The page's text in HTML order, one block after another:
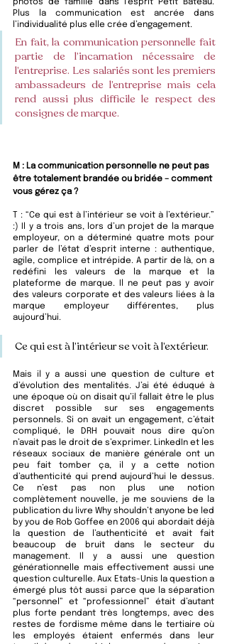
photos de famille dans l’esprit Petit Bateau.
Plus la communication est ancrée dans
l’individualité plus elle crée d’engagement.
En fait, la communication personnelle fait
partie de l’incarnation nécessaire de
l’entreprise. Les salariés sont les premiers
ambassadeurs de l’entreprise mais cela
rend aussi plus difficile le respect des
consignes de marque.
M : La communication personnelle ne peut pas
être totalement brandée ou bridée – comment
vous gérez ça ?
T : “Ce qui est à l’intérieur se voit à l’extérieur.”
:) Il y a trois ans, lors d’un projet de la marque
employeur, on a déterminé quatre mots pour
parler de l’état d’esprit interne : authentique,
agile, complice et intrépide. A partir de là, on a
redéfini les valeurs de la marque et la
plateforme de marque. Il ne peut pas y avoir
des valeurs corporate et des valeurs liées à la
marque employeur différentes, plus
aujourd’hui.
Ce qui est à l’intérieur se voit à l’extérieur.
Mais il y a aussi une question de culture et
d’évolution des mentalités. J’ai été éduqué à
une époque où on disait qu’il fallait être le plus
discret possible sur ses engagements
personnels. Si on avait un engagement, c’était
compliqué, le DRH pouvait nous dire qu’on
n’avait pas le droit de s’exprimer. LinkedIn et les
réseaux sociaux de manière générale ont un
peu fait tomber ça, il y a cette notion
d’authenticité qui prend aujourd’hui le dessus.
Ce n’est pas non plus une notion
complètement nouvelle, je me souviens de la
publication du livre Why shouldn’t anyone be led
by you de Rob Goffee en 2006 qui abordait déjà
la question de l’authenticité et avait fait
beaucoup de bruit dans le secteur du
management. Il y a aussi une question
générationnelle mais effectivement aussi une
question culturelle. Aux Etats-Unis la question a
émergé plus tôt aussi parce que la séparation
“personnel” et “professionnel” était d’autant
plus forte pendant très longtemps, avec des
restes de fordisme même dans le tertiaire où
les employés étaient enfermés dans leur